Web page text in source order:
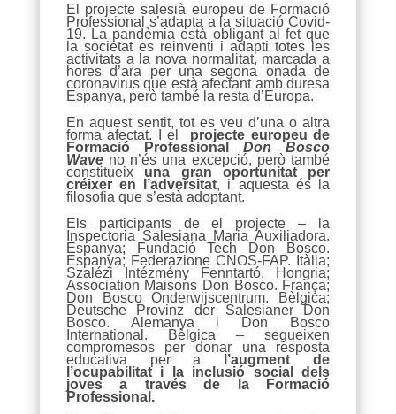
El projecte salesià europeu de Formació
Professional s’adapta a la situació Covid-
19. La pandèmia està obligant al fet que
la societat es reinventi i adapti totes les
activitats a la nova normalitat, marcada a
hores d’ara per una segona onada de
coronavirus que està afectant amb duresa
Espanya, però també la resta d’Europa.
En aquest sentit, tot es veu d’una o altra
forma afectat. I el projecte europeu de
Formació Professional
Don Bosco
Wave no n’és una excepció, però també
constitueix una gran oportunitat per
créixer en l’adversitat, i aquesta és la
filosofia que s’està adoptant.
Els participants de el projecte – la
Inspectoria Salesiana Maria Auxiliadora.
Espanya; Fundació Tech Don Bosco.
Espanya; Federazione CNOS-FAP. Itàlia;
Szalézi Intézmény Fenntartó. Hongria;
Association Maisons Don Bosco. França;
Don Bosco Onderwijscentrum. Bèlgica;
Deutsche Provinz der Salesianer Don
Bosco. Alemanya i Don Bosco
International. Bèlgica – segueixen
compromesos per donar una resposta
educativa per a
l’augment de
l’ocupabilitat i la inclusió social dels
joves a través de la Formació
Professional.